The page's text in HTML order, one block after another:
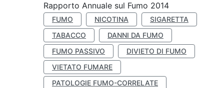
Rapporto Annuale sul Fumo 2014
FUMO NICOTINA
SIGARETTA
TABACCO
DANNI DA FUMO
FUMO PASSIVO
DIVIETO DI FUMO
VIETATO FUMARE
PATOLOGIE FUMO-CORRELATE